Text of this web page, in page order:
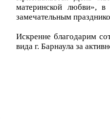
материнской любви»,
замечательным
Искренне благодарим
вида г. Барнаула за